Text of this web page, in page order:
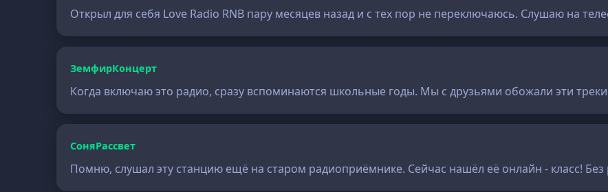
Открыл для себя Love Radio RNB пару месяцев назад и с тех пор не переключаюсь. Слушаю на
ЗемфирКонцерт
Когда включаю это радио, сразу вспоминаются школьные годы. Мы с друзьями обожали эти
СоняРассвет
Помню, слушал эту станцию ещё на старом радиоприёмнике. Сейчас нашёл её онлайн - класс!